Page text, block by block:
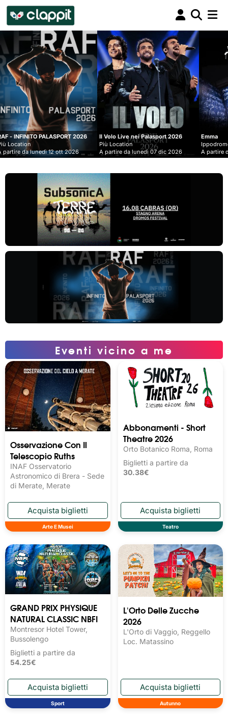
Clappit
biglietteria
2026
Il Volo Live nei Palasport 2026
Più Location
A partire da lunedì 07 dic 2026
Emma
Ippodromo Snai - San Siro
A partire da mercoledì 09 set 2026
Eventi vicino a me
Osservazione Con Il
Telescopio Ruths
INAF Osservatorio
Astronomico di Brera - Sede
di Merate, Merate
Arte E Musei
Abbonamenti - Short
Theatre 2026
Orto Botanico Roma, Roma
Biglietti a partire da
30.38€
Teatro
GRAND PRIX PHYSIQUE
NATURAL CLASSIC NBFI
Montresor Hotel Tower,
Bussolengo
Biglietti a partire da
54.25€
Sport
L'Orto Delle Zucche
2026
L'Orto di Vaggio, Reggello
Loc. Matassino
Autunno